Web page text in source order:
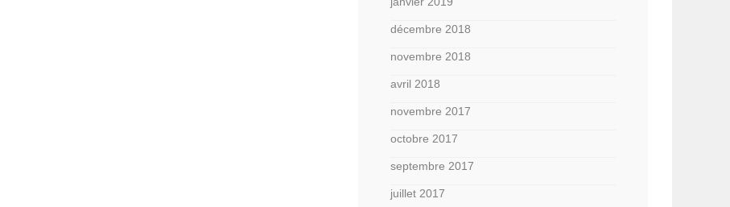
décembre 2018
novembre 2018
avril 2018
novembre 2017
octobre 2017
septembre 2017
juillet 2017